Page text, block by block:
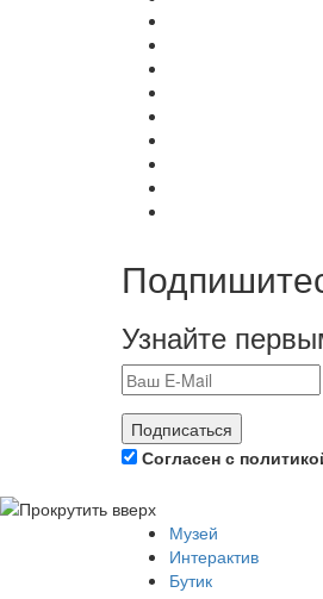
Узнайте
Подписаться
Согласен с
Музей
Интерактив
Бутик